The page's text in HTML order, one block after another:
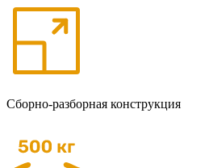
Сборно-разборная конструкция